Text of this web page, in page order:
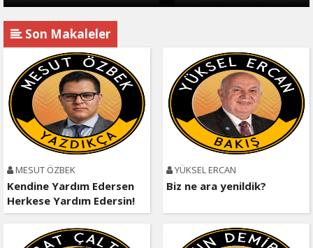
Son Makaleler
MESUT ÖZBEK
Kendine Yardım Edersen
Herkese Yardım Edersin!
YÜKSEL ERCAN
Biz ne ara yenildik?